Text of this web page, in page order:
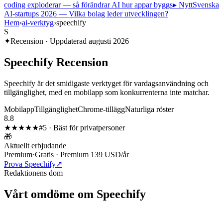
coding exploderar — så förändrar AI hur appar byggs▸ NyttSvenska
AI-startups 2026 — Vilka bolag leder utvecklingen?
Hem›ai-verktyg›speechify
S
✦Recension · Uppdaterad augusti 2026
Speechify Recension
Speechify är det smidigaste verktyget för vardagsanvändning och
tillgänglighet, med en mobilapp som konkurrenterna inte matchar.
MobilappTillgänglighetChrome-tilläggNaturliga röster
8.8
★★★★★#5 · Bäst för privatpersoner
🎁
Aktuellt erbjudande
Premium·Gratis · Premium 139 USD/år
Prova Speechify↗
Redaktionens dom
Vårt omdöme om Speechify